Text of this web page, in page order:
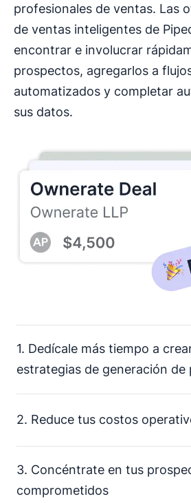
profesionales de ventas. Las
de ventas inteligentes de
encontrar e involucrar
prospectos, agregarlos a
automatizados y completar
sus datos.
1. Dedícale más tiempo a
estrategias de generación de
seguimiento y etiquetar a los
solo algunas de las tareas manuales
2. Reduce tus costos
Las actividades de ventas de bajo
3. Concéntrate en tus
comprometidos